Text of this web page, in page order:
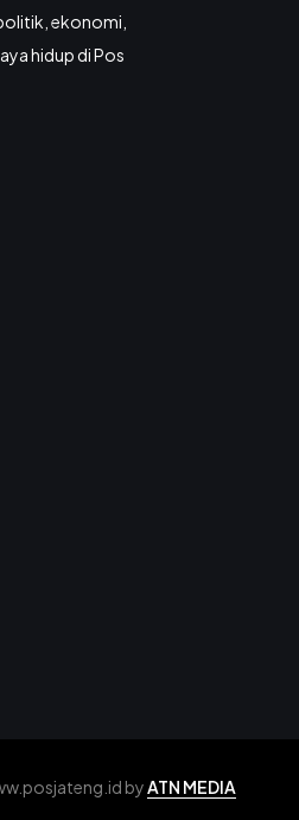
ekonomi,
hidup di Pos
by ATN MEDIA